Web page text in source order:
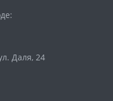
Даля, 24